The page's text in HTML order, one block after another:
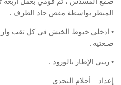
المنظر بواسطة مقص حاد الطرف .
• ادخلي خيوط الخيش في كل ثقب
صنعتيه .
• زيني الإطار بالورود .
إعداد – أحلام النجدي